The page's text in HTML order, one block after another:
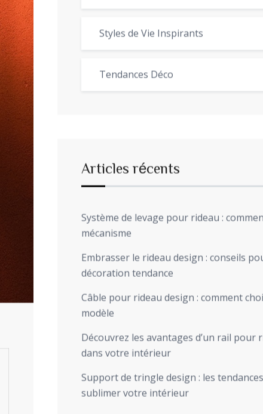
Styles de Vie Inspirants
Tendances Déco
Articles récents
Système de levage pour rideau :
mécanisme
Embrasser le rideau design : conseils
décoration tendance
Câble pour rideau design : comment
modèle
Découvrez les avantages d’un rail pour
dans votre intérieur
Support de tringle design : les
sublimer votre intérieur